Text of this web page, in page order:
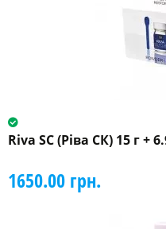
Riva SC (Ріва СК) 15 г +
1650.00 грн.